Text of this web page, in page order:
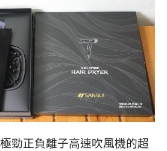
勁正負離子高速吹風機的超